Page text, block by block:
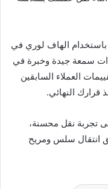
الهاف لوري في
سمعة جيدة وخبرة في
العملاء السابقين
قرارك النهائي.
تجربة نقل محسنة،
انتقال سلس ومريح